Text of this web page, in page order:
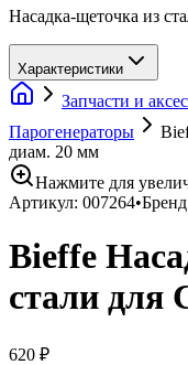
Насадка-щеточка из
Характеристики
Запчасти и
Парогенераторы
диам. 20 мм
Нажмите для
Артикул: 007264•
Bieffe
стали для
620 ₽